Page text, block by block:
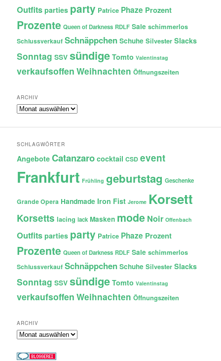
Outfits parties party Patrice Phaze Prozent
Prozente Queen of Darkness RDLF Sale schimmerlos
Schlussverkauf Schnäppchen Schuhe Silvester Slacks
Sonntag SSV sündige Tomto Valentinstag
verkaufsoffen Weihnachten Öffnungszeiten
ARCHIV
Archiv
SCHLAGWÖRTER
Angebote Catanzaro cocktail CSD event
Frankfurt Frühling geburtstag Geschenke
Grande Opera Handmade Iron Fist Jerome Korsett
Korsetts lacing lack Masken mode Noir Offenbach
Outfits parties party Patrice Phaze Prozent
Prozente Queen of Darkness RDLF Sale schimmerlos
Schlussverkauf Schnäppchen Schuhe Silvester Slacks
Sonntag SSV sündige Tomto Valentinstag
verkaufsoffen Weihnachten Öffnungszeiten
ARCHIV
Archiv